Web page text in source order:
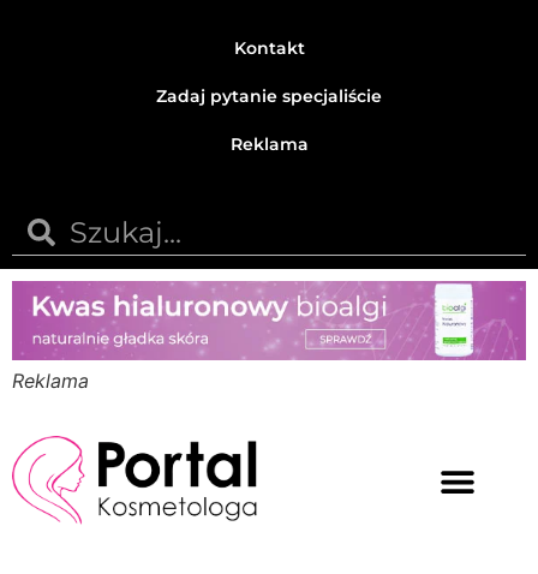
Kontakt
Zadaj pytanie specjaliście
Reklama
Reklama